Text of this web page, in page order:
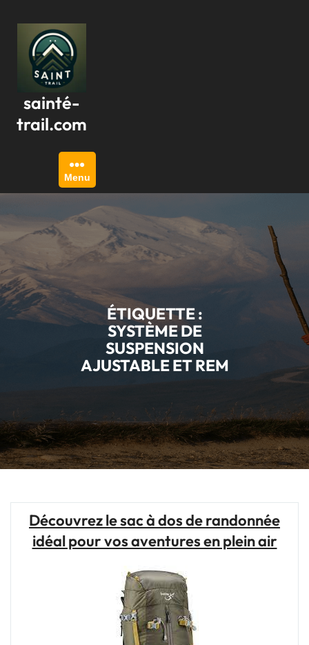
contenu
sainté-
trail.com
Menu
ÉTIQUETTE :
SYSTÈME DE
SUSPENSION
AJUSTABLE ET REM
Découvrez le sac à dos de randonnée
idéal pour vos aventures en plein air